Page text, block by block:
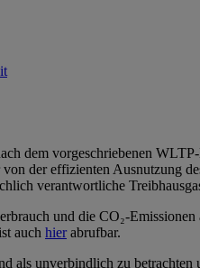
dem vorgeschriebenen
der effizienten Ausnutzung
verantwortliche
und die CO₂-
auch hierabrufbar.
als unverbindlich zu betrachten